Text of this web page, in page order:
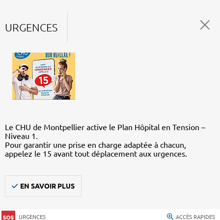
URGENCES
Le CHU de Montpellier active le Plan Hôpital en Tension –
Niveau 1.
Pour garantir une prise en charge adaptée à chacun,
appelez le 15 avant tout déplacement aux urgences.
EN SAVOIR PLUS
URGENCES ACCÈS RAPIDES